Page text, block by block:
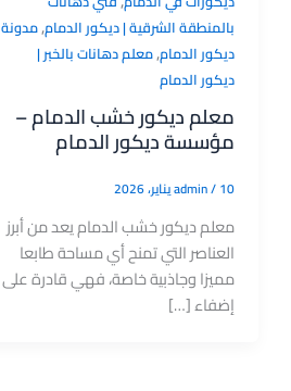
بالمنطقة الشرقية | ديكور الدمام,مدونة
ديكور الدمام,معلم دهانات بالخبر |
ديكور الدمام
معلم ديكور خشب الدمام –
مؤسسة ديكور الدمام
admin/10 يناير، 2026
معلم ديكور خشب الدمام يعد من أبرز
العناصر التي تمنح أي مساحة طابعا
مميزا وجاذبية خاصة، فهي قادرة على
إضفاء […]